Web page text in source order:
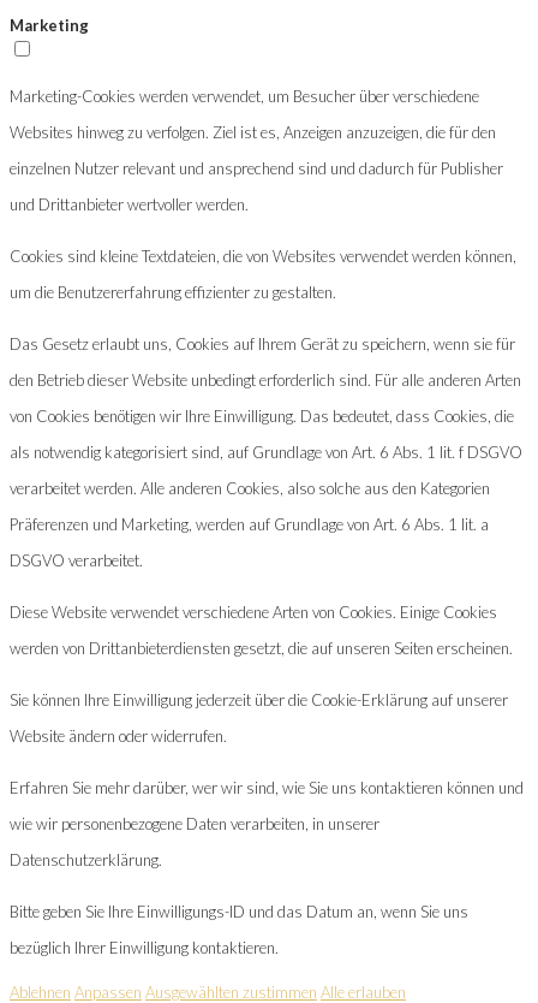
Marketing
Marketing-Cookies werden verwendet, um Besucher über verschiedene
Websites hinweg zu verfolgen. Ziel ist es, Anzeigen anzuzeigen, die für den
einzelnen Nutzer relevant und ansprechend sind und dadurch für Publisher
und Drittanbieter wertvoller werden.
Cookies sind kleine Textdateien, die von Websites verwendet werden können,
um die Benutzererfahrung effizienter zu gestalten.
Das Gesetz erlaubt uns, Cookies auf Ihrem Gerät zu speichern, wenn sie für
den Betrieb dieser Website unbedingt erforderlich sind. Für alle anderen Arten
von Cookies benötigen wir Ihre Einwilligung. Das bedeutet, dass Cookies, die
als notwendig kategorisiert sind, auf Grundlage von Art. 6 Abs. 1 lit. f DSGVO
verarbeitet werden. Alle anderen Cookies, also solche aus den Kategorien
Präferenzen und Marketing, werden auf Grundlage von Art. 6 Abs. 1 lit. a
DSGVO verarbeitet.
Diese Website verwendet verschiedene Arten von Cookies. Einige Cookies
werden von Drittanbieterdiensten gesetzt, die auf unseren Seiten erscheinen.
Sie können Ihre Einwilligung jederzeit über die Cookie-Erklärung auf unserer
Website ändern oder widerrufen.
Erfahren Sie mehr darüber, wer wir sind, wie Sie uns kontaktieren können und
wie wir personenbezogene Daten verarbeiten, in unserer
Datenschutzerklärung.
Bitte geben Sie Ihre Einwilligungs-ID und das Datum an, wenn Sie uns
bezüglich Ihrer Einwilligung kontaktieren.
Ablehnen Anpassen Ausgewählten zustimmen Alle erlauben